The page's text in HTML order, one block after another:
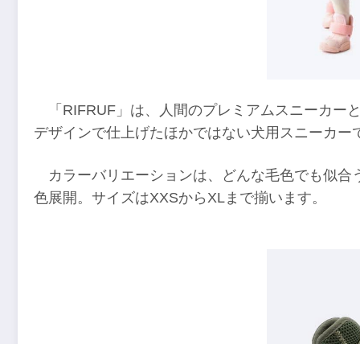
「RIFRUF」は、人間のプレミアムスニーカ
デザインで仕上げたほかではない犬用スニーカー
カラーバリエーションは、どんな毛色でも似
色展開。サイズはXXSからXLまで揃います。